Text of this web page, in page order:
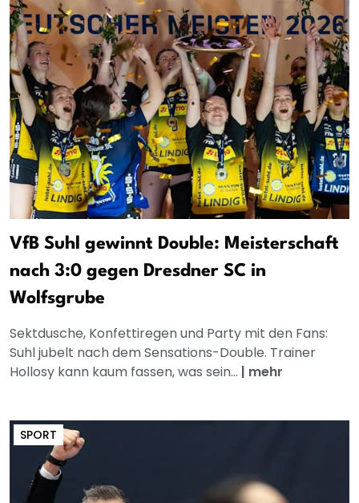
VfB Suhl gewinnt Double: Meisterschaft
nach 3:0 gegen Dresdner SC in
Wolfsgrube
Sektdusche, Konfettiregen und Party mit den Fans:
Suhl jubelt nach dem Sensations-Double. Trainer
Hollosy kann kaum fassen, was sein... | mehr
SPORT